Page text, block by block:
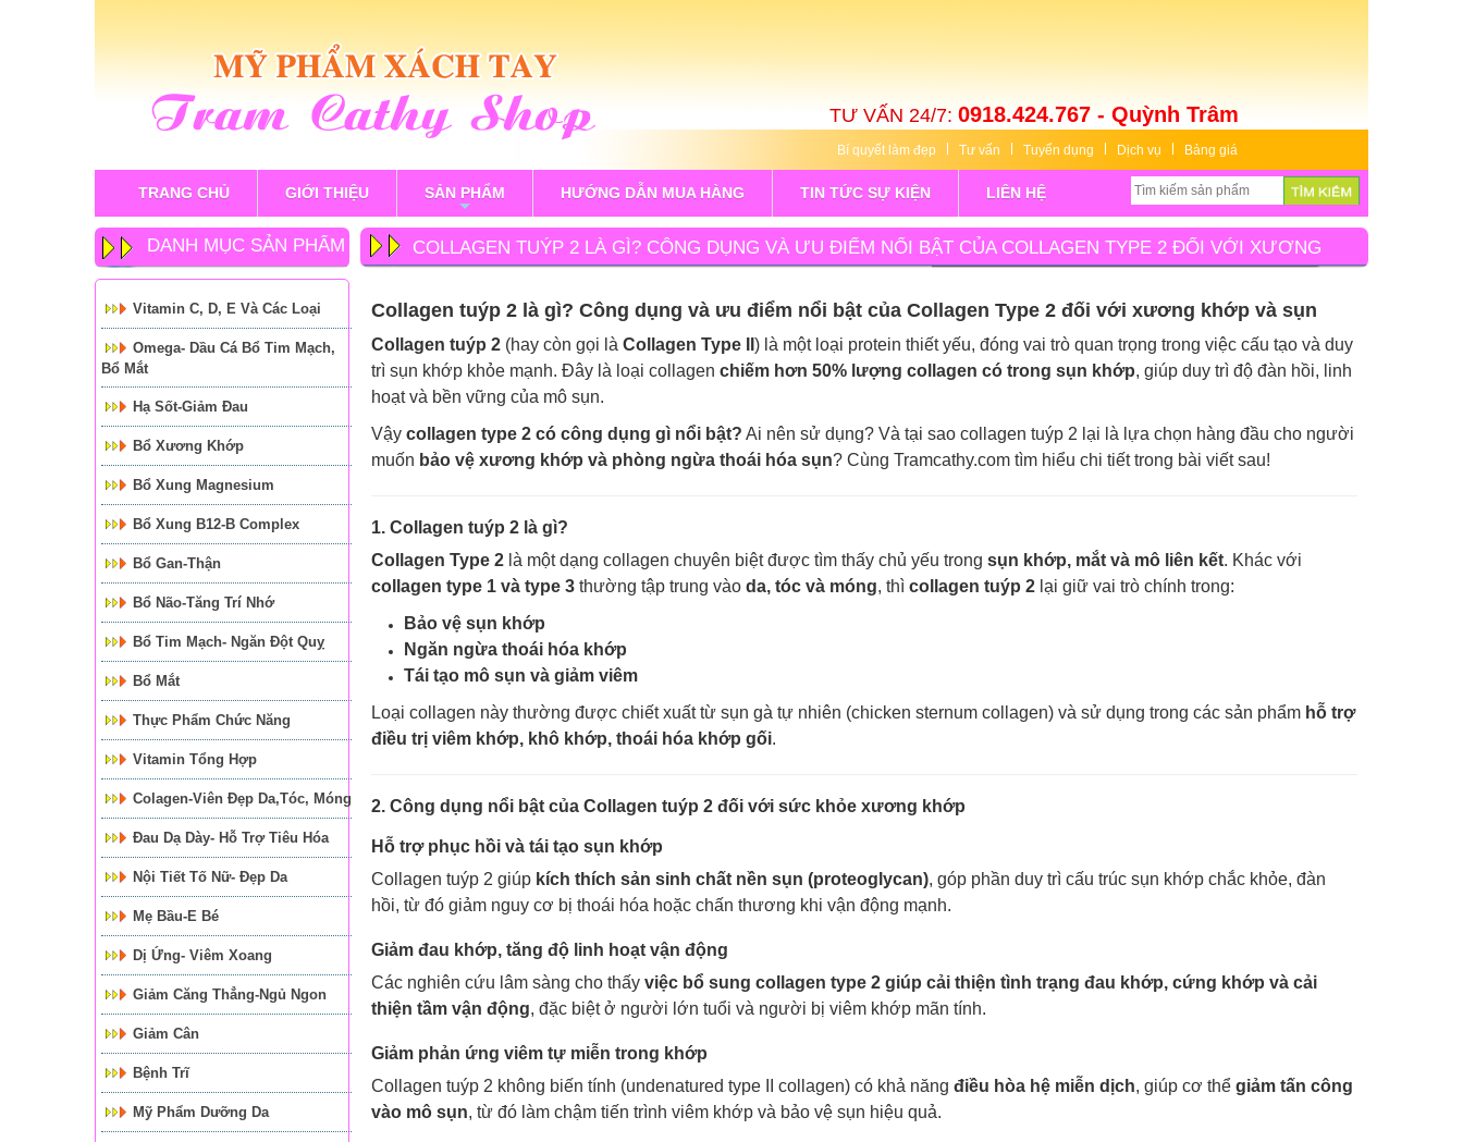
TƯ VẤN 24/7: 0918.424.767 - Quỳnh Trâm
Bí quyết làm đẹp Tư vấn Tuyển dụng Dịch vụ Bảng giá
TRANG CHỦ GIỚI THIỆU
+
SẢN PHẨM HƯỚNG DẪN MUA HÀNG TIN TỨC SỰ KIỆN LIÊN HỆ
DANH MỤC SẢN PHẨM
Vitamin C, D, E Và Các Loại
Omega- Dầu Cá Bổ Tim Mạch,
Bổ Mắt
Hạ Sốt-Giảm Đau
Bổ Xương Khớp
Bổ Xung Magnesium
Bổ Xung B12-B Complex
Bổ Gan-Thận
Bổ Não-Tăng Trí Nhớ
Bổ Tim Mạch- Ngăn Đột Quỵ
Bổ Mắt
Thực Phẩm Chức Năng
Vitamin Tổng Hợp
Colagen-Viên Đẹp Da,tóc, Móng
Đau Dạ Dày- Hỗ Trợ Tiêu Hóa
Nội Tiết Tố Nữ- Đẹp Da
Mẹ Bầu-E Bé
Dị Ứng- Viêm Xoang
Giảm Căng Thẳng-Ngủ Ngon
Giảm Cân
Bệnh Trĩ
Mỹ Phẩm Dưỡng Da
COLLAGEN TUÝP 2 LÀ GÌ? CÔNG DỤNG VÀ ƯU ĐIỂM NỔI BẬT CỦA COLLAGEN TYPE 2 ĐỐI VỚI XƯƠNG
Collagen tuýp 2 là gì? Công dụng và ưu điểm nổi bật của Collagen Type 2 đối với xương khớp và sụn
Collagen tuýp 2 (hay còn gọi là Collagen Type II ) là một loại protein thiết yếu, đóng vai trò quan trọng trong việc cấu tạo và duy
trì sụn khớp khỏe mạnh. Đây là loại collagen chiếm hơn 50% lượng collagen có trong sụn khớp, giúp duy trì độ đàn hồi, linh
hoạt và bền vững của mô sụn.
Vậy collagen type 2 có công dụng gì nổi bật? Ai nên sử dụng? Và tại sao collagen tuýp 2 lại là lựa chọn hàng đầu cho người
muốn bảo vệ xương khớp và phòng ngừa thoái hóa sụn? Cùng Tramcathy.com tìm hiểu chi tiết trong bài viết sau!
1. Collagen tuýp 2 là gì?
Collagen Type 2 là một dạng collagen chuyên biệt được tìm thấy chủ yếu trong sụn khớp, mắt và mô liên kết. Khác với
collagen type 1 và type 3 thường tập trung vào da, tóc và móng, thì collagen tuýp 2 lại giữ vai trò chính trong:
Bảo vệ sụn khớp
Ngăn ngừa thoái hóa khớp
Tái tạo mô sụn và giảm viêm
Loại collagen này thường được chiết xuất từ sụn gà tự nhiên (chicken sternum collagen) và sử dụng trong các sản phẩm hỗ trợ
điều trị viêm khớp, khô khớp, thoái hóa khớp gối.
2. Công dụng nổi bật của Collagen tuýp 2 đối với sức khỏe xương khớp
Hỗ trợ phục hồi và tái tạo sụn khớp
Collagen tuýp 2 giúp kích thích sản sinh chất nền sụn (proteoglycan), góp phần duy trì cấu trúc sụn khớp chắc khỏe, đàn
hồi, từ đó giảm nguy cơ bị thoái hóa hoặc chấn thương khi vận động mạnh.
Giảm đau khớp, tăng độ linh hoạt vận động
Các nghiên cứu lâm sàng cho thấy việc bổ sung collagen type 2 giúp cải thiện tình trạng đau khớp, cứng khớp và cải
thiện tầm vận động, đặc biệt ở người lớn tuổi và người bị viêm khớp mãn tính.
Giảm phản ứng viêm tự miễn trong khớp
Collagen tuýp 2 không biến tính (undenatured type II collagen) có khả năng điều hòa hệ miễn dịch, giúp cơ thể giảm tấn công
vào mô sụn, từ đó làm chậm tiến trình viêm khớp và bảo vệ sụn hiệu quả.